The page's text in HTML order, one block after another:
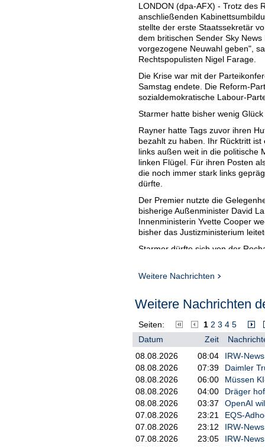
LONDON (dpa-AFX) - Trotz des
anschließenden
stellte der erste Staatssekretär
dem britischen Sender Sky
vorgezogene Neuwahl geben",
Rechtspopulisten Nigel Farage.
Die Krise war mit der
Samstag endete. Die Reform-
sozialdemokratische Labour-
Starmer hatte bisher wenig Glück
Rayner hatte Tags zuvor ihren
bezahlt zu haben. Ihr Rücktritt
links außen weit in die politische
linken Flügel. Für ihren Posten
die noch immer stark links
dürfte.
Der Premier nutzte die
bisherige Außenminister David
Innenministerin Yvette Cooper
bisher das Justizministerium
Starmer dürfte sich von der
Umfragewerte sackten
Weitere Nachrichten
Weitere Nachrichten
Seiten: 1 2 3 4 5
Datum
Zeit
08.08.2026
08:04
IRW-
08.08.2026
07:39
Daimler
08.08.2026
06:00
Müssen
08.08.2026
04:00
Dräger
08.08.2026
03:37
OpenAI
07.08.2026
23:21
EQS-
07.08.2026
23:12
IRW-
07.08.2026
23:05
IRW-